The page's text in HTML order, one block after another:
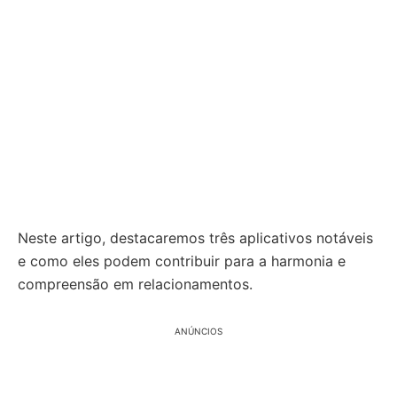
Neste artigo, destacaremos três aplicativos notáveis
e como eles podem contribuir para a harmonia e
compreensão em relacionamentos.
ANÚNCIOS